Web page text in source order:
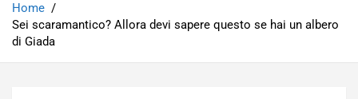
Home
Sei scaramantico? Allora devi sapere questo se hai un albero
di Giada